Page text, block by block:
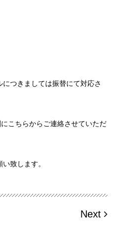
つきましては振替にて対応さ
こちらからご連絡させていただ
致します。
Next